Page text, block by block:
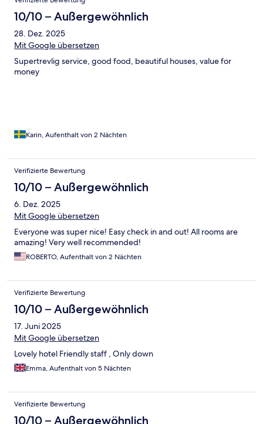
10/10 – Außergewöhnlich
28. Dez. 2025
Mit Google übersetzen
Supertrevlig service, good food, beautiful houses, value for
money
Karin, Aufenthalt von 2 Nächten
Verifizierte Bewertung
10/10 – Außergewöhnlich
6. Dez. 2025
Mit Google übersetzen
Everyone was super nice! Easy check in and out! All rooms are
amazing! Very well recommended!
ROBERTO, Aufenthalt von 2 Nächten
Verifizierte Bewertung
10/10 – Außergewöhnlich
17. Juni 2025
Mit Google übersetzen
Lovely hotel Friendly staff , Only down
Emma, Aufenthalt von 5 Nächten
Verifizierte Bewertung
10/10 – Außergewöhnlich